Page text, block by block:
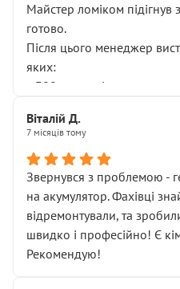
Майстер ломіком підігнув
готово.
Після цього менеджер
яких:
• 300 грн — діагностика
НЕ погоджував
послуга. Тим більше, я був
діагностики ходової не
зауваження гроші за цю
лише підтвердило мою
Але головне — я виїжджаю
залишився таким самим, як
Віталій Д.
7 місяців тому
Звернувся з проблемою -
на акумулятор. Фахівці
відремонтували, та
швидко і професійно! Є
Рекомендую!